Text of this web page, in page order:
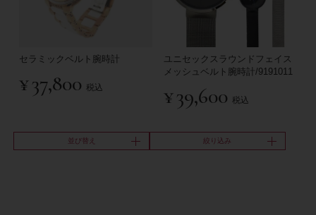
セラミックベルト腕時計
¥37,800 税込
ユニセックスラウンドフェイス
メッシュベルト腕時計/9191011
¥39,600 税込
並び替え 絞り込み